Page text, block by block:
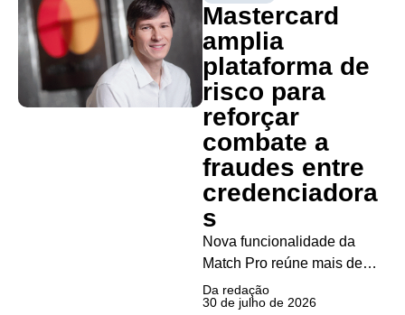
media programático na
América Latina. A iniciativa
conecta os espaços
publicitários de varejistas
parceiros da...
Mastercard
amplia
plataforma de
risco para
reforçar
combate a
fraudes entre
credenciadora
s
Nova funcionalidade da
Match Pro reúne mais de
100 indicadores de
desempenho de
Da redação
30 de julho de 2026